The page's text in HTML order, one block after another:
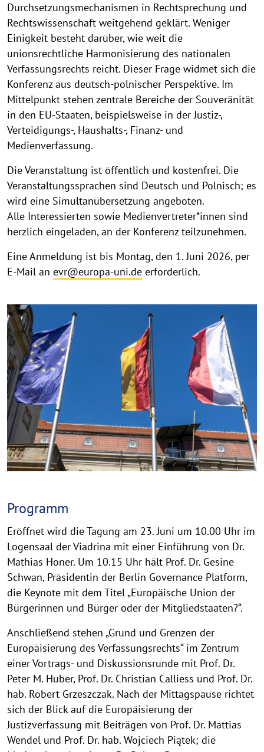
Durchsetzungsmechanismen in Rechtsprechung und
Rechtswissenschaft weitgehend geklärt. Weniger
Einigkeit besteht darüber, wie weit die
unionsrechtliche Harmonisierung des nationalen
Verfassungsrechts reicht. Dieser Frage widmet sich die
Konferenz aus deutsch-polnischer Perspektive. Im
Mittelpunkt stehen zentrale Bereiche der Souveränität
in den EU-Staaten, beispielsweise in der Justiz-,
Verteidigungs-, Haushalts-, Finanz- und
Medienverfassung.
Die Veranstaltung ist öffentlich und kostenfrei. Die
Veranstaltungssprachen sind Deutsch und Polnisch; es
wird eine Simultanübersetzung angeboten.
Alle Interessierten sowie Medienvertreter*innen sind
herzlich eingeladen, an der Konferenz teilzunehmen.
Eine Anmeldung ist bis Montag, den 1. Juni 2026, per
E-Mail an evr@europa-uni.de erforderlich.
Programm
Eröffnet wird die Tagung am 23. Juni um 10.00 Uhr im
Logensaal der Viadrina mit einer Einführung von Dr.
Mathias Honer. Um 10.15 Uhr hält Prof. Dr. Gesine
Schwan, Präsidentin der Berlin Governance Platform,
die Keynote mit dem Titel „Europäische Union der
Bürgerinnen und Bürger oder der Mitgliedstaaten?“.
Anschließend stehen „Grund und Grenzen der
Europäisierung des Verfassungsrechts“ im Zentrum
einer Vortrags- und Diskussionsrunde mit Prof. Dr.
Peter M. Huber, Prof. Dr. Christian Calliess und Prof. Dr.
hab. Robert Grzeszczak. Nach der Mittagspause richtet
sich der Blick auf die Europäisierung der
Justizverfassung mit Beiträgen von Prof. Dr. Mattias
Wendel und Prof. Dr. hab. Wojciech Piątek; die